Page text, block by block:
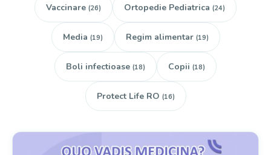
Vaccinare (26) Ortopedie Pediatrica (24)
Media (19) Regim alimentar (19)
Boli infectioase (18) Copii (18)
Protect Life RO (16)